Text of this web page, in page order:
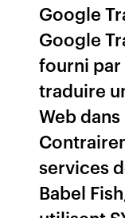
Google
Google
fourni
traduire
Web
services
Babel